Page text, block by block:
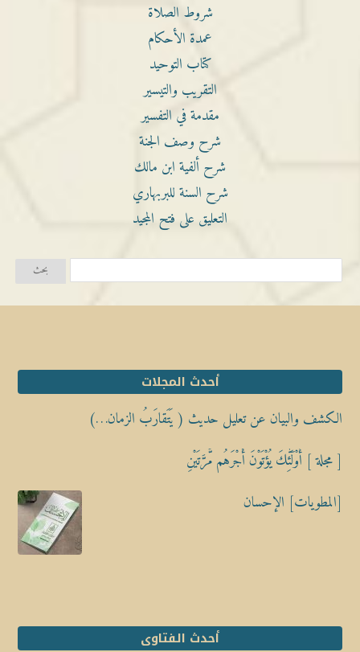
شروط الصلاة
عمدة الأحكام
كتاب التوحيد
التقريب والتيسير
مقدمة في التفسير
شرح وصف الجنة
شرح ألفية ابن مالك
شرح السنة للبربهاري
التعليق على فتح المجيد
أحدث المجلات
الكشف والبيان عن تعليل حديث ( يَتَقارَبُ الزمان…)
[ مجلة ] أُوْلَٰٓئِكَ يُؤْتَوْنَ أَجْرَهُم مَّرَّتَيْنِ
[المطويات] الإحسان
أحدث الفتاوى